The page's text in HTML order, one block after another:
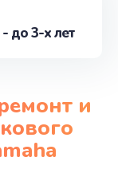
до 3-х лет
и